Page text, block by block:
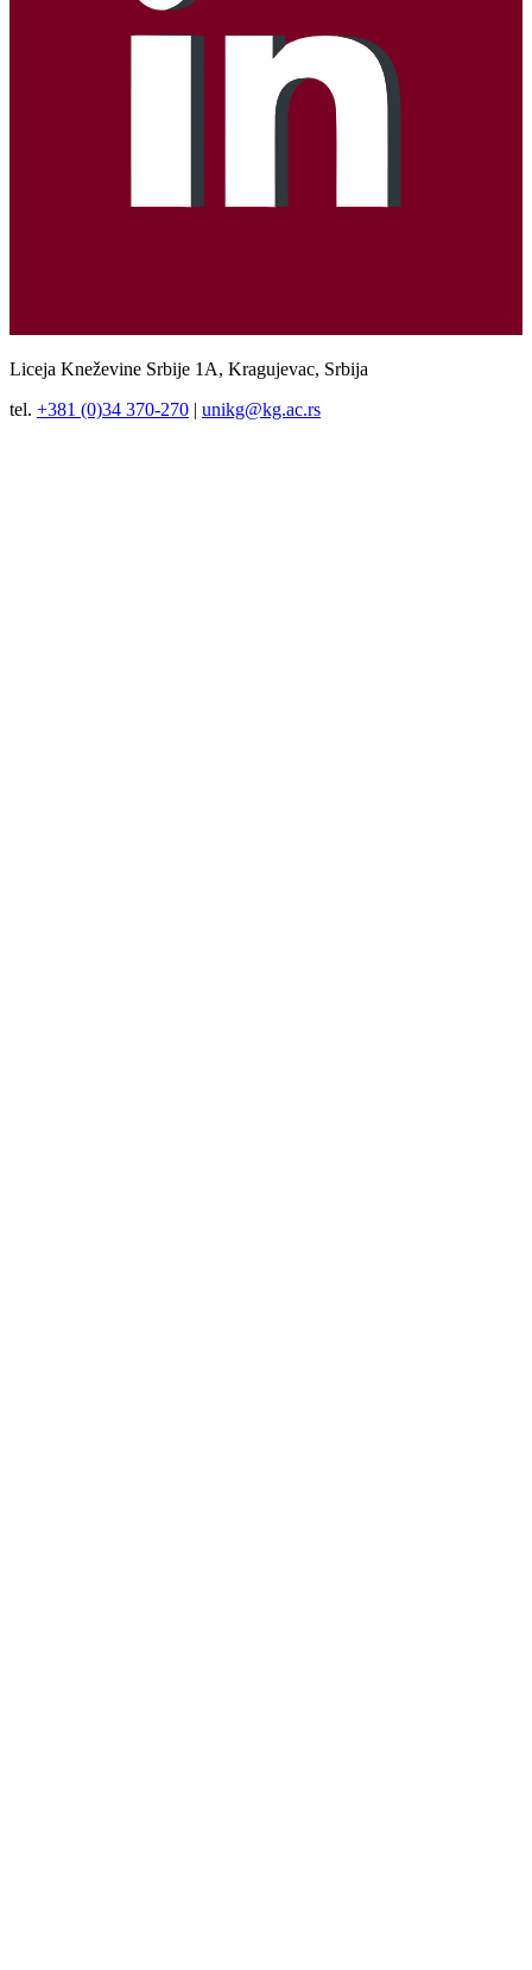
Liceja Kneževine Srbije 1A, Kragujevac, Srbija
tel. +381 (0)34 370-270 | unikg@kg.ac.rs